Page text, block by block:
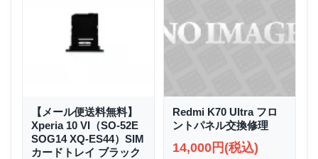
【メール便送料無料】
Xperia 10 VI（SO-52E
SOG14 XQ-ES44）SIM
カードトレイ ブラック
Redmi K70 Ultra フロ
ントパネル交換修理
14,000円(税込)